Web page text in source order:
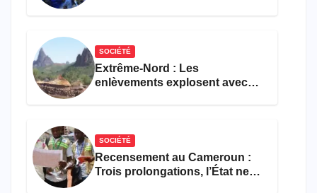
SOCIÉTÉ
Extrême-Nord : Les
enlèvements explosent avec
SOCIÉTÉ
Recensement au Cameroun :
Trois prolongations, l’État ne